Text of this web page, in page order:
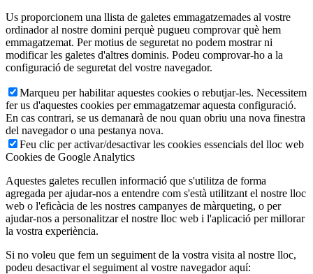
Us proporcionem una llista de galetes emmagatzemades al vostre
ordinador al nostre domini perquè pugueu comprovar què hem
emmagatzemat. Per motius de seguretat no podem mostrar ni
modificar les galetes d'altres dominis. Podeu comprovar-ho a la
configuració de seguretat del vostre navegador.
Marqueu per habilitar aquestes cookies o rebutjar-les. Necessitem
fer us d'aquestes cookies per emmagatzemar aquesta configuració.
En cas contrari, se us demanarà de nou quan obriu una nova finestra
del navegador o una pestanya nova.
Feu clic per activar/desactivar les cookies essencials del lloc web
Cookies de Google Analytics
Aquestes galetes recullen informació que s'utilitza de forma
agregada per ajudar-nos a entendre com s'està utilitzant el nostre lloc
web o l'eficàcia de les nostres campanyes de màrqueting, o per
ajudar-nos a personalitzar el nostre lloc web i l'aplicació per millorar
la vostra experiència.
Si no voleu que fem un seguiment de la vostra visita al nostre lloc,
podeu desactivar el seguiment al vostre navegador aquí: